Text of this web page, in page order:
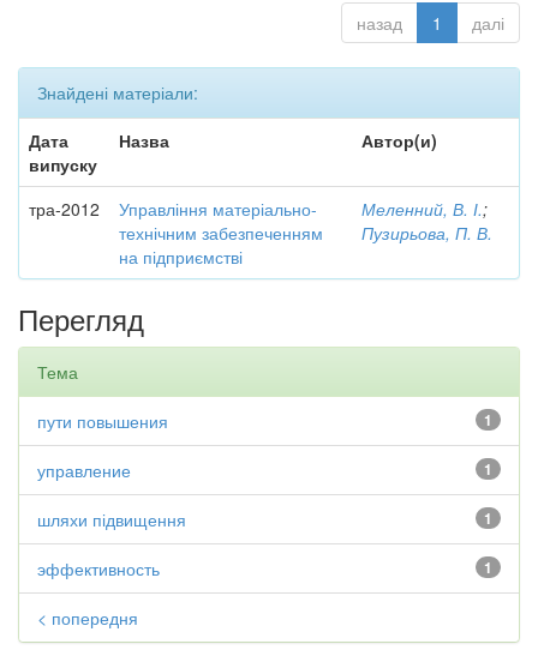
назад 1 далі
Знайдені матеріали:
Дата
випуску
Назва Автор(и)
тра-2012
Управління матеріально-
технічним забезпеченням
на підприємстві
Меленний, В. І.;
Пузирьова, П. В.
Перегляд
Тема
1
пути повышения
1
управление
1
шляхи підвищення
1
эффективность
< попередня